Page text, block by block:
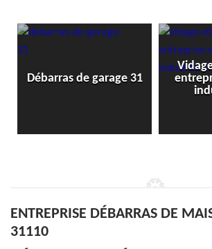
Débarras de garage 31
ENTREPRISE DÉBARRAS DE
31110